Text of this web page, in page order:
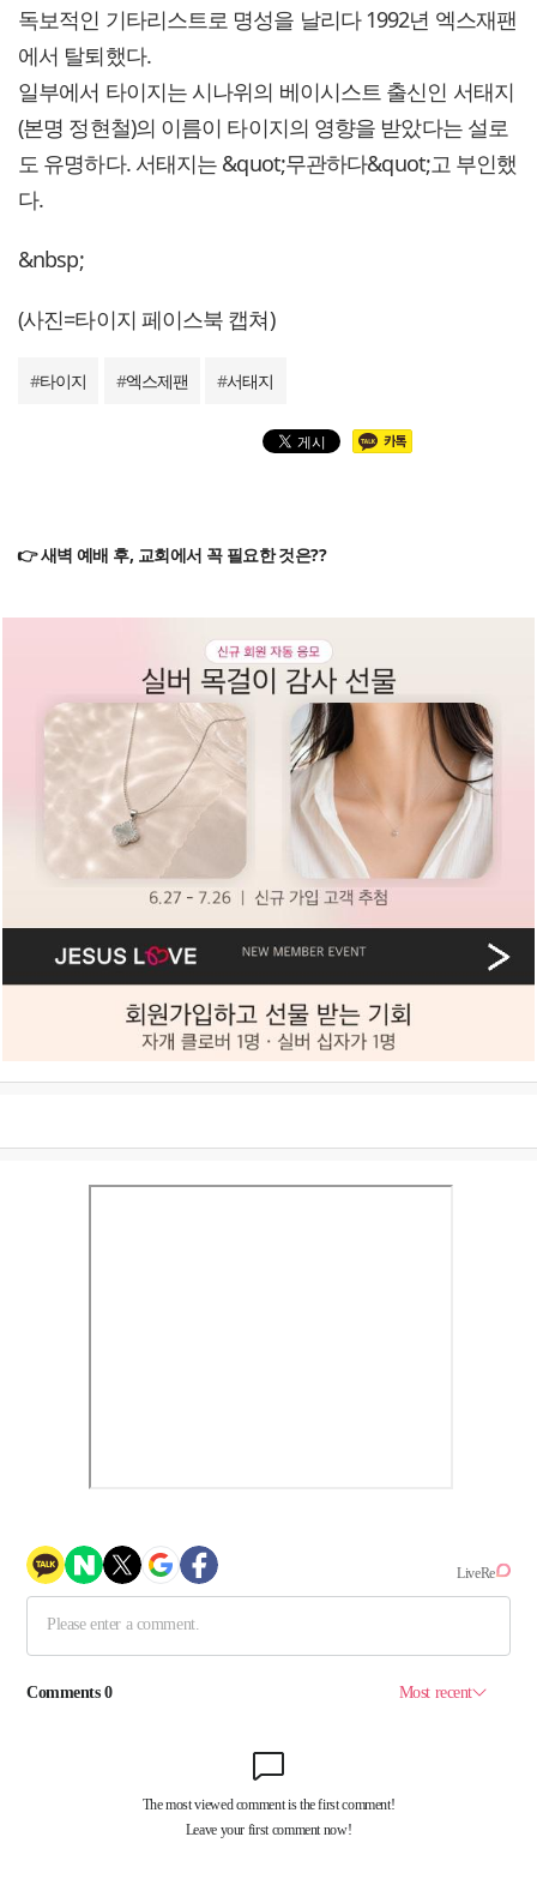
독보적인 기타리스트로 명성을 날리다 1992년 엑스재팬
에서 탈퇴했다.
일부에서 타이지는 시나위의 베이시스트 출신인 서태지
(본명 정현철)의 이름이 타이지의 영향을 받았다는 설로
도 유명하다. 서태지는 &quot;무관하다&quot;고 부인했
다.
&nbsp;
(사진=타이지 페이스북 캡쳐)
#타이지 #엑스제팬 #서태지
👉 새벽 예배 후, 교회에서 꼭 필요한 것은??